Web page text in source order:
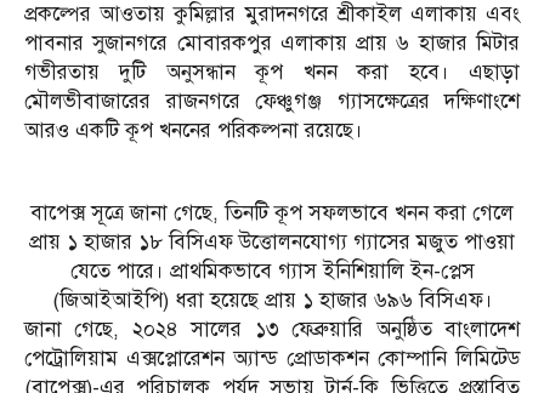
প্রকল্পের আওতায় কুমিল্লার মুরাদনগরে শ্রীকাইল এলাকায় এবং
পাবনার সুজানগরে মোবারকপুর এলাকায় প্রায় ৬ হাজার মিটার
গভীরতায় দুটি অনুসন্ধান কূপ খনন করা হবে। এছাড়া
মৌলভীবাজারের রাজনগরে ফেঞ্চুগঞ্জ গ্যাসক্ষেত্রের দক্ষিণাংশে
আরও একটি কূপ খননের পরিকল্পনা রয়েছে।
বাপেক্স সূত্রে জানা গেছে, তিনটি কূপ সফলভাবে খনন করা গেলে
প্রায় ১ হাজার ১৮ বিসিএফ উত্তোলনযোগ্য গ্যাসের মজুত পাওয়া
যেতে পারে। প্রাথমিকভাবে গ্যাস ইনিশিয়ালি ইন-প্লেস
(জিআইআইপি) ধরা হয়েছে প্রায় ১ হাজার ৬৯৬ বিসিএফ।
জানা গেছে, ২০২৪ সালের ১৩ ফেব্রুয়ারি অনুষ্ঠিত বাংলাদেশ
পেট্রোলিয়াম এক্সপ্লোরেশন অ্যান্ড প্রোডাকশন কোম্পানি লিমিটেড